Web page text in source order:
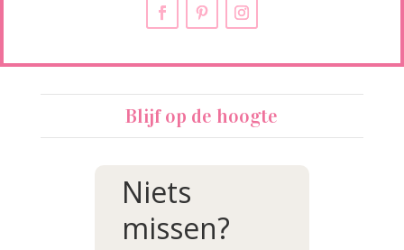
Blijf op de hoogte
Niets
missen?